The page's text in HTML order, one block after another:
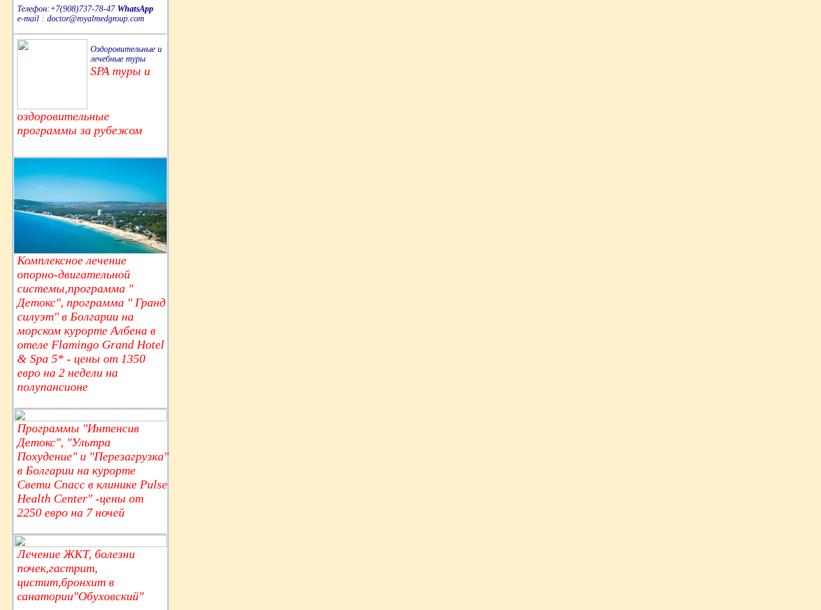
Телефон:+7(908)737-78-47 WhatsApp
e-mail : doctor@royalmedgroup.com
Оздоровительные и
лечебные туры
SPA туры и
оздоровительные
программы за рубежом
Комплексное лечение
опорно-двигательной
системы,программа "
Детокс", программа " Гранд
силуэт" в Болгарии на
морском курорте Албена в
отеле Flamingo Grand Hotel
& Spa 5* - цены от 1350
евро на 2 недели на
полупансионе
Программы "Интенсив
Детокс", "Ультра
Похудение" и "Перезагрузка"
в Болгарии на курорте
Свети Спасс в клинике Pulse
Health Center" -цены от
2250 евро на 7 ночей
Лечение ЖКТ, болезни
почек,гастрит,
цистит,бронхит в
санатории"Обуховский"